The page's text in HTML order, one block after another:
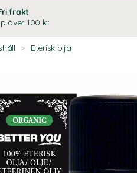
frakt
över 100 kr
> Eterisk olja